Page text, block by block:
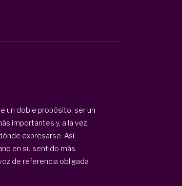
un doble propósito: ser un
importantes y, a la vez,
expresarse. Así
en su sentido más
de referencia obligada